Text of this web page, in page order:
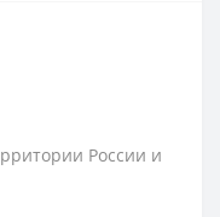
России и